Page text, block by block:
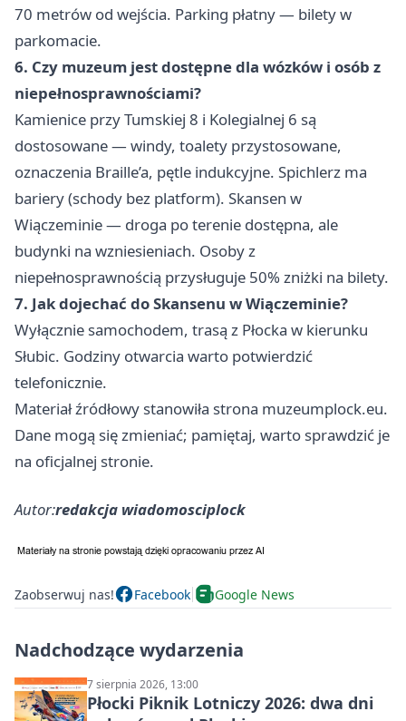
70 metrów od wejścia. Parking płatny — bilety w
parkomacie.
6. Czy muzeum jest dostępne dla wózków i osób z
niepełnosprawnościami?
Kamienice przy Tumskiej 8 i Kolegialnej 6 są
dostosowane — windy, toalety przystosowane,
oznaczenia Braille’a, pętle indukcyjne. Spichlerz ma
bariery (schody bez platform). Skansen w
Wiączeminie — droga po terenie dostępna, ale
budynki na wzniesieniach. Osoby z
niepełnosprawnością przysługuje 50% zniżki na bilety.
7. Jak dojechać do Skansenu w Wiączeminie?
Wyłącznie samochodem, trasą z Płocka w kierunku
Słubic. Godziny otwarcia warto potwierdzić
telefonicznie.
Materiał źródłowy stanowiła strona muzeumplock.eu.
Dane mogą się zmieniać; pamiętaj, warto sprawdzić je
na oficjalnej stronie.
Autor:redakcja wiadomosciplock
Zaobserwuj nas! Facebook Google News
Nadchodzące wydarzenia
7 sierpnia 2026, 13:00
Płocki Piknik Lotniczy 2026: dwa dni